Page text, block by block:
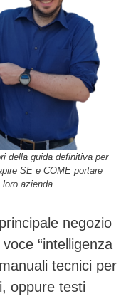
della guida definitiva per
SE e COME portare
azienda.
negozio
“intelligenza
tecnici per
oppure testi